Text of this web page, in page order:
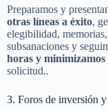
Preparamos y
otras líneas a éxito,
elegibilidad,
subsanaciones y
horas y
solicitud..
3. Foros de inversión